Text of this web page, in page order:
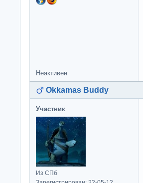
Неактивен
Okkamas Buddy
Участник
Из СПб